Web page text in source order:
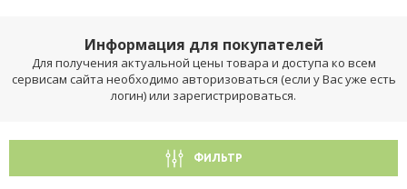
Информация для покупателей
Для получения актуальной цены товара и доступа ко всем
сервисам сайта необходимо авторизоваться (если у Вас уже есть
логин) или зарегистрироваться.
ФИЛЬТР